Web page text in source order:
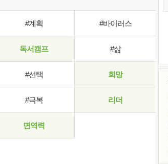
#계획 #바이러스
독서캠프 #삶
#선택 희망
#극복 리더
면역력